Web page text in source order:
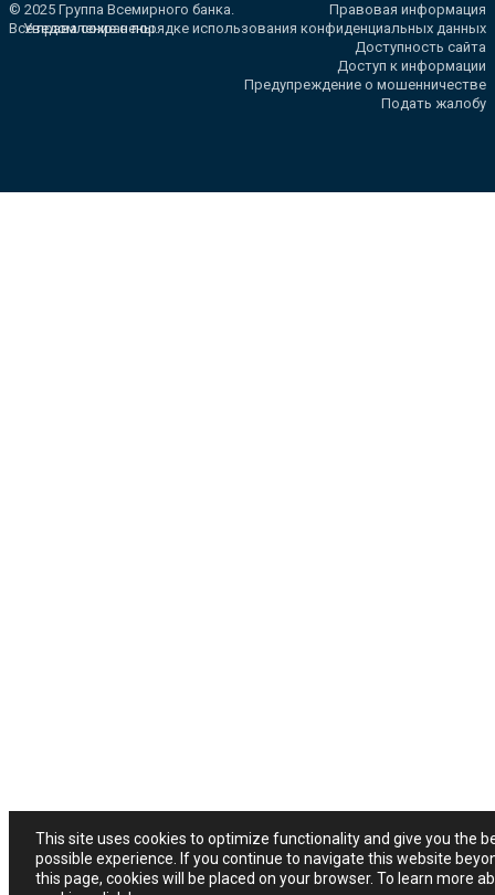
© 2025 Группа Всемирного банка.
Все права сохранены.
Правовая информация
Уведомление о порядке использования конфиденциальных данных
Доступность сайта
Доступ к информации
Предупреждение о мошенничестве
Подать жалобу
This site uses cookies to optimize functionality and give you the
possible experience. If you continue to navigate this website
this page, cookies will be placed on your browser. To learn more